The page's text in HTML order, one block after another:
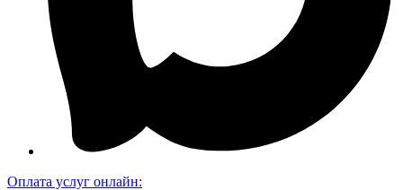
Оплата услуг онлайн: